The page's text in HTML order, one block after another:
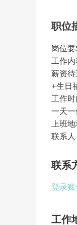
职位
岗位
工作内
薪资
+生日
工作
一天
上班
联系
联系
登录账
工作